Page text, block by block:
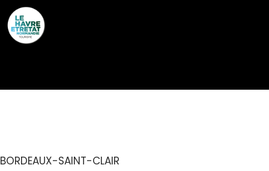
BORDEAUX-SAINT-CLAIR
Cookies management panel